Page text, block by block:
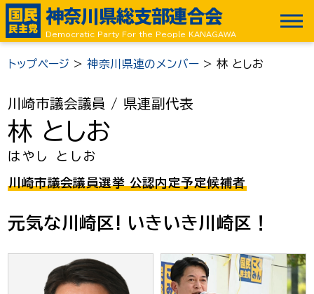
神奈川県総支部連合会
Democratic Party For the People KANAGAWA
トップページ >神奈川県連のメンバー > 林 としお
川崎市議会議員 / 県連副代表
林 としお
はやし としお
川崎市議会議員選挙 公認内定予定候補者
元気な川崎区! いきいき川崎区！